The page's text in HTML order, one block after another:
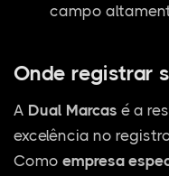
campo
Onde registrar
A Dual Marcas é a
excelência no
Como empresa